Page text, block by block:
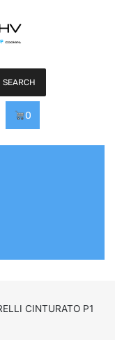
SEARCH
0
CINTURATO P1